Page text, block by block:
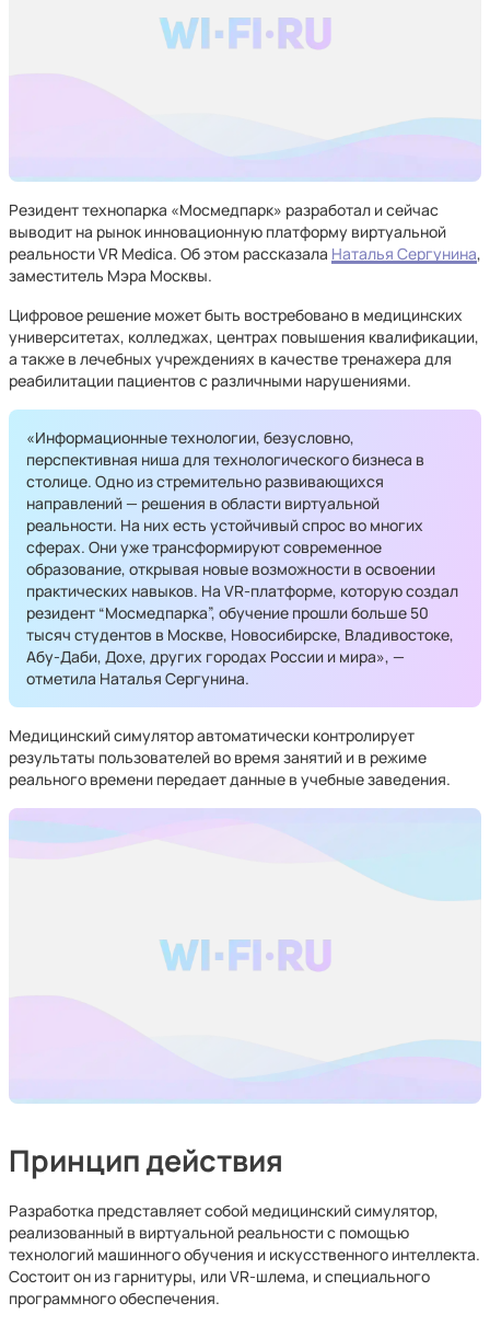
Резидент технопарка «Мосмедпарк» разработал и сейчас
выводит на рынок инновационную платформу виртуальной
реальности VR Medica. Об этом рассказала Наталья Сергунина,
заместитель Мэра Москвы.
Цифровое решение может быть востребовано в медицинских
университетах, колледжах, центрах повышения квалификации,
а также в лечебных учреждениях в качестве тренажера для
реабилитации пациентов с различными нарушениями.
«Информационные технологии, безусловно,
перспективная ниша для технологического бизнеса в
столице. Одно из стремительно развивающихся
направлений — решения в области виртуальной
реальности. На них есть устойчивый спрос во многих
сферах. Они уже трансформируют современное
образование, открывая новые возможности в освоении
практических навыков. На VR-платформе, которую создал
резидент “Мосмедпарка”, обучение прошли больше 50
тысяч студентов в Москве, Новосибирске, Владивостоке,
Абу-Даби, Дохе, других городах России и мира», —
отметила Наталья Сергунина.
Медицинский симулятор автоматически контролирует
результаты пользователей во время занятий и в режиме
реального времени передает данные в учебные заведения.
Принцип действия
Разработка представляет собой медицинский симулятор,
реализованный в виртуальной реальности с помощью
технологий машинного обучения и искусственного интеллекта.
Состоит он из гарнитуры, или VR-шлема, и специального
программного обеспечения.